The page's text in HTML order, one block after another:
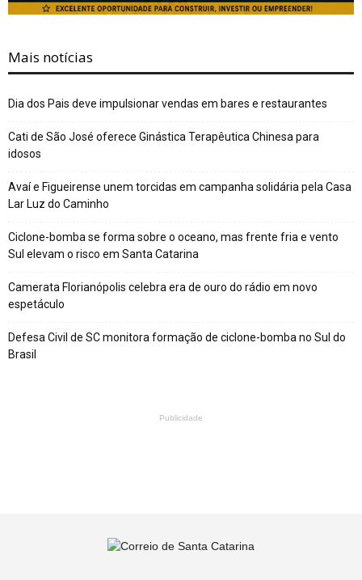
Mais notícias
Dia dos Pais deve impulsionar vendas em bares e restaurantes
Cati de São José oferece Ginástica Terapêutica Chinesa para
idosos
Avaí e Figueirense unem torcidas em campanha solidária pela Casa
Lar Luz do Caminho
Ciclone-bomba se forma sobre o oceano, mas frente fria e vento
Sul elevam o risco em Santa Catarina
Camerata Florianópolis celebra era de ouro do rádio em novo
espetáculo
Defesa Civil de SC monitora formação de ciclone-bomba no Sul do
Brasil
Publicidade